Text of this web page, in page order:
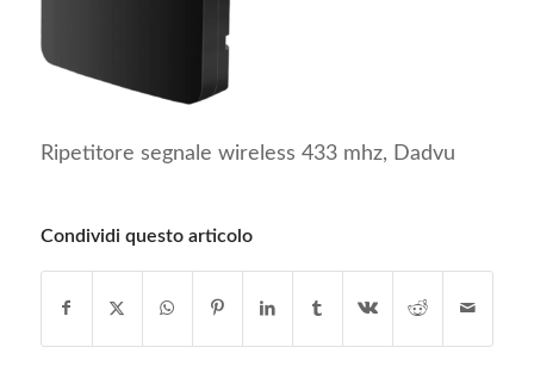
Ripetitore segnale wireless 433 mhz, Dadvu
Condividi questo articolo